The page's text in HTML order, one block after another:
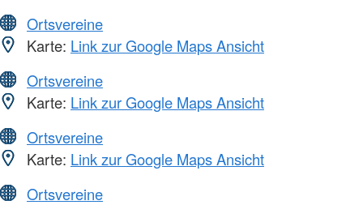
Ortsvereine
Karte: Link zur Google Maps Ansicht
Ortsvereine
Karte: Link zur Google Maps Ansicht
Ortsvereine
Karte: Link zur Google Maps Ansicht
Ortsvereine